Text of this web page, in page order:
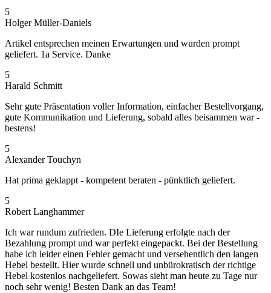
5
Holger Müller-Daniels
Artikel entsprechen meinen Erwartungen und wurden prompt
geliefert. 1a Service. Danke
5
Harald Schmitt
Sehr gute Präsentation voller Information, einfacher Bestellvorgang,
gute Kommunikation und Lieferung, sobald alles beisammen war -
bestens!
5
Alexander Touchyn
Hat prima geklappt - kompetent beraten - pünktlich geliefert.
5
Robert Langhammer
Ich war rundum zufrieden. DIe Lieferung erfolgte nach der
Bezahlung prompt und war perfekt eingepackt. Bei der Bestellung
habe ich leider einen Fehler gemacht und versehentlich den langen
Hebel bestellt. Hier wurde schnell und unbürokratisch der richtige
Hebel kostenlos nachgeliefert. Sowas sieht man heute zu Tage nur
noch sehr wenig! Besten Dank an das Team!